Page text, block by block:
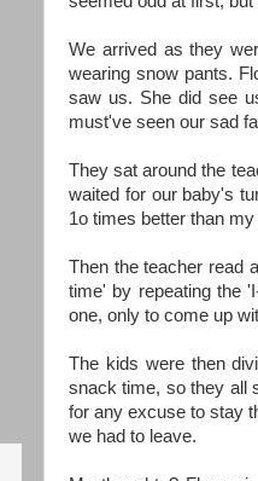
We arrived as they
wearing snow pants.
saw us. She did see
must've seen our sad
They sat around the
waited for our baby's
1o times better than
Then the teacher read
time' by repeating the
one, only to come up
The kids were then
snack time, so they all
for any excuse to stay
we had to leave.